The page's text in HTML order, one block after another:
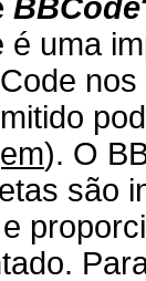
BBCode
é uma
). O
são